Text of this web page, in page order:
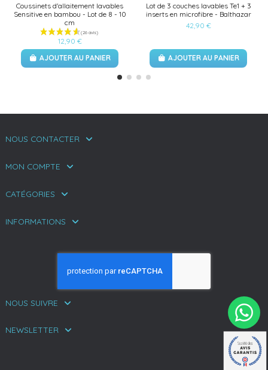
Coussinets d'allaitement lavables
Sensitive en bambou - Lot de 8 - 10
cm
12,90 €
AJOUTER AU PANIER
Lot de 3 couches lavables Te1 + 3
inserts en microfibre - Balthazar
42,90 €
AJOUTER AU PANIER
NOUS CONTACTER
MON COMPTE
CATÉGORIES
INFORMATIONS
NOUS SUIVRE
NEWSLETTER